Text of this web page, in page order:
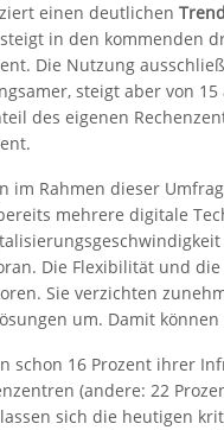
einen deutlichen
in den kommenden
Die Nutzung
steigt aber von
des eigenen
im Rahmen dieser
mehrere digitale
Die Flexibilität und
Sie verzichten
um. Damit
schon 16 Prozent ihrer
(andere: 22
sich die heutigen